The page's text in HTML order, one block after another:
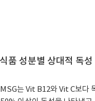
품 성분별 상대적 독성
는 Vit B12와 Vit C보다